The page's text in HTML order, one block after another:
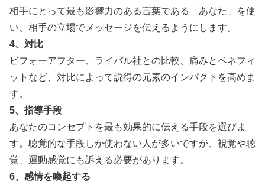
相手にとって最も影響力のある言葉である「あなた」を使
い、相手の立場でメッセージを伝えるようにします。
4、対比
ビフォーアフター、ライバル社との比較、痛みとベネフィ
ットなど、対比によって説得の元素のインパクトを高めま
す。
5、指導手段
あなたのコンセプトを最も効果的に伝える手段を選びま
す。聴覚的な手段しか使わない人が多いですが、視覚や聴
覚、運動感覚にも訴える必要があります。
6、感情を喚起する